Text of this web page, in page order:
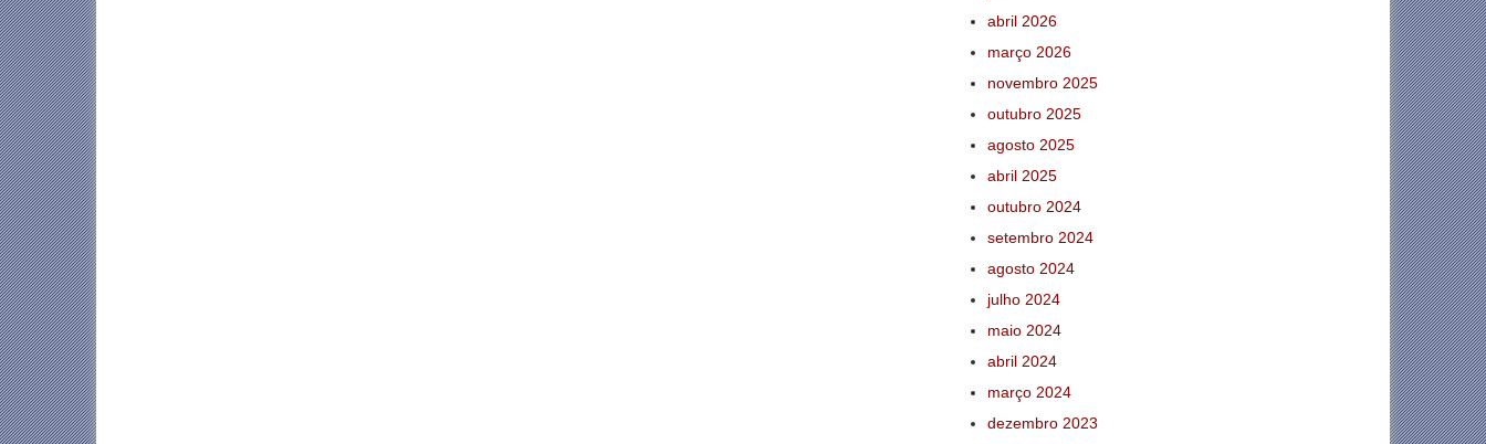
abril 2026
março 2026
novembro 2025
outubro 2025
agosto 2025
abril 2025
outubro 2024
setembro 2024
agosto 2024
julho 2024
maio 2024
abril 2024
março 2024
dezembro 2023